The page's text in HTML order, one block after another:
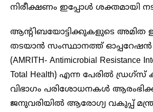
നിരീക്ഷണം ഇപ്പോൾ ശക്തമായി
ആന്റിബയോട്ടിക്കുകളുടെ അമിത
തടയാൻ സംസ്ഥാനത്ത്
(AMRITH- Antimicrobial Resistance
Total Health) എന്ന പേരിൽ
വിഭാഗം പരിശോധനകൾ
ജനുവരിയിൽ ആരോഗ്യ വകുപ്പ്